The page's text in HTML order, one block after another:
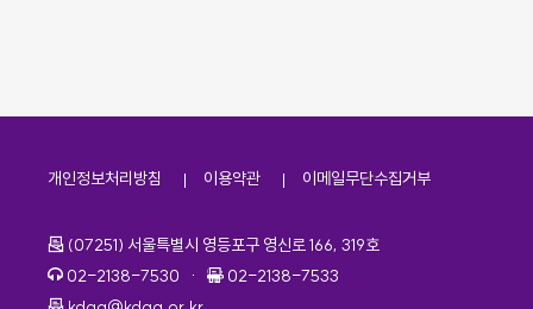
개인정보처리방침 이용약관 이메일무단수집거부
주소
(07251) 서울특별시 영등포구 영신로 166, 319호
전화번호
02-2138-7530 · 팩스번호
02-2138-7533